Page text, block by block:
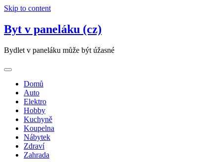
Skip to content
Byt v paneláku (cz)
Bydlet v paneláku může být úžasné
Domů
Auto
Elektro
Hobby
Kuchyně
Koupelna
Nábytek
Zdraví
Zahrada